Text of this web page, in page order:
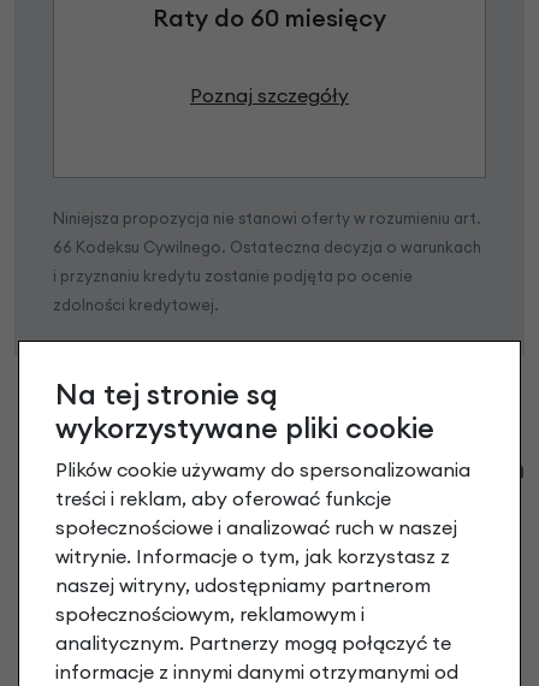
Raty do 60 miesięcy
Poznaj szczegóły
Niniejsza propozycja nie stanowi oferty w rozumieniu art.
66 Kodeksu Cywilnego. Ostateczna decyzja o warunkach
i przyznaniu kredytu zostanie podjęta po ocenie
zdolności kredytowej.
Klienci zadali następujące pytania o ten
produkt
Nikt wcześniej niemiał pytań do tego produktu? A Ty o
co chcesz zapytać?
Zadaj pytanie
Na tej stronie są
wykorzystywane pliki cookie
Plików cookie używamy do spersonalizowania
treści i reklam, aby oferować funkcje
społecznościowe i analizować ruch w naszej
witrynie. Informacje o tym, jak korzystasz z
naszej witryny, udostępniamy partnerom
społecznościowym, reklamowym i
analitycznym. Partnerzy mogą połączyć te
informacje z innymi danymi otrzymanymi od